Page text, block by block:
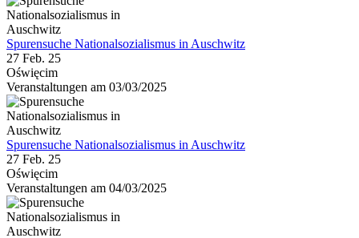
Spurensuche Nationalsozialismus in Auschwitz
27 Feb. 25
Oświęcim
Veranstaltungen am 03/03/2025
Spurensuche Nationalsozialismus in Auschwitz
27 Feb. 25
Oświęcim
Veranstaltungen am 04/03/2025